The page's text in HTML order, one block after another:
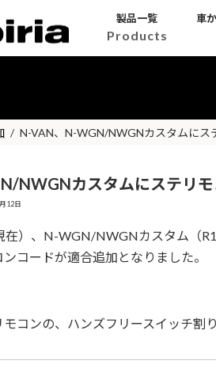
製品一覧
Products
車
N-VAN、N-WGN/NWGNカスタムにス
NWGNカスタムにステリモ
12日
）、N-WGN/NWGNカスタム（
コードが適合追加となりました。
コンの、ハンズフリースイッチ割